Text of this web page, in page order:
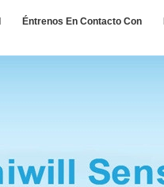
Éntrenos En Contacto Con